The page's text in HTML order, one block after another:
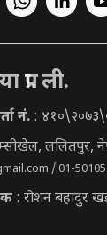
प्रा. ली.
नं. :
ललितपुर,
/ 01-
: रोशन बहादुर